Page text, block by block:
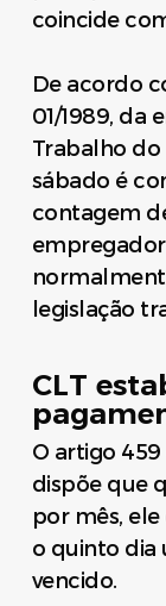
coincide
De acordo
01/1989, da
Trabalho do
sábado é
contagem
legislação
CLT
O artigo 459
dispõe que
por mês,
o quinto dia
vencido.